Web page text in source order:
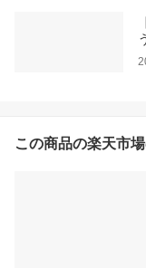
この商品の楽天市